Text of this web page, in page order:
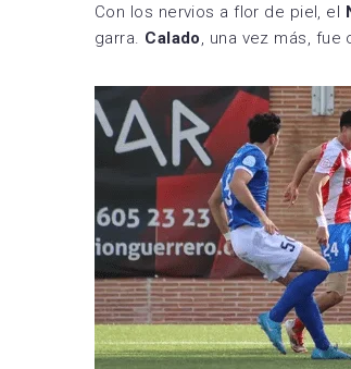
Con los nervios a flor de piel, el
garra. Calado, una vez más,